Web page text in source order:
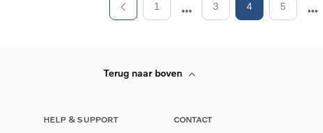
1 3 4 5
Terug naar boven
HELP & SUPPORT CONTACT